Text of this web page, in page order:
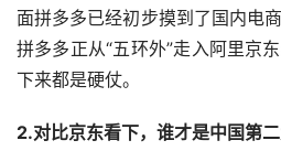
面拼多多已经初步摸到了国内电
拼多多正从“五环外”走入阿里京
下来都是硬仗。
2.对比京东看下，谁才是中国第